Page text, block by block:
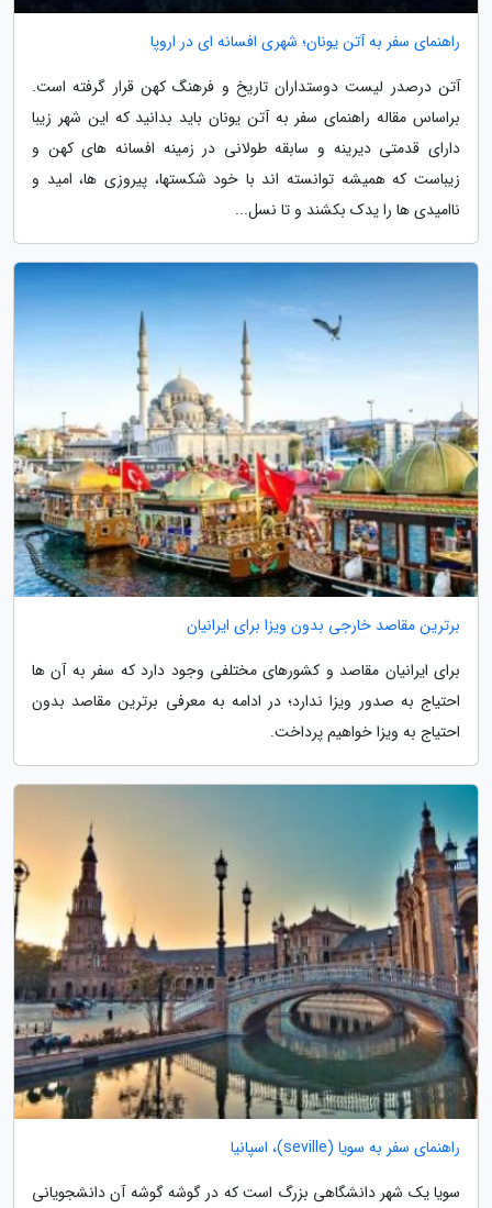
راهنمای سفر به آتن یونان؛ شهری افسانه ای در اروپا
آتن درصدر لیست دوستداران تاریخ و فرهنگ کهن قرار گرفته است.
براساس مقاله راهنمای سفر به آتن یونان باید بدانید که این شهر زیبا
دارای قدمتی دیرینه و سابقه طولانی در زمینه افسانه های کهن و
زیباست که همیشه توانسته اند با خود شکستها، پیروزی ها، امید و
ناامیدی ها را یدک بکشند و تا نسل...
برترین مقاصد خارجی بدون ویزا برای ایرانیان
برای ایرانیان مقاصد و کشورهای مختلفی وجود دارد که سفر به آن ها
احتیاج به صدور ویزا ندارد؛ در ادامه به معرفی برترین مقاصد بدون
احتیاج به ویزا خواهیم پرداخت.
راهنمای سفر به سویا (seville)، اسپانیا
سویا یک شهر دانشگاهی بزرگ است که در گوشه گوشه آن دانشجویانی